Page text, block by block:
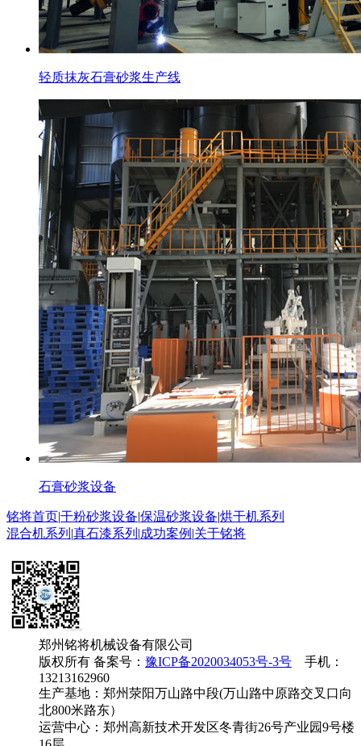
轻质抹灰石膏砂浆生产线
石膏砂浆设备
铭将首页|干粉砂浆设备|保温砂浆设备|烘干机系列
混合机系列 |真石漆系列 |成功案例 |关于铭将
郑州铭将机械设备有限公司
版权所有 备案号： 豫ICP备2020034053号-3号 手机：
13213162960
生产基地：郑州荥阳万山路中段(万山路中原路交叉口向
北800米路东）
运营中心：郑州高新技术开发区冬青街26号产业园9号楼